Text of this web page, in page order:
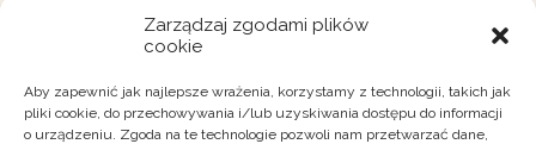
Zarządzaj zgodami plików
cookie
Aby zapewnić jak najlepsze wrażenia, korzystamy z technologii, takich jak
pliki cookie, do przechowywania i/lub uzyskiwania dostępu do informacji
o urządzeniu. Zgoda na te technologie pozwoli nam przetwarzać dane,